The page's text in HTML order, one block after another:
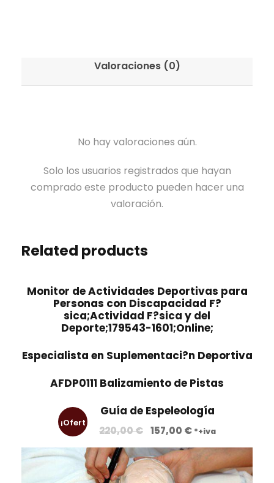
Valoraciones (0)
No hay valoraciones aún.
Solo los usuarios registrados que hayan
comprado este producto pueden hacer una
valoración.
Related products
Monitor de Actividades Deportivas para
Personas con Discapacidad F?
sica;Actividad F?sica y del
Deporte;179543-1601;Online;
Especialista en Suplementaci?n Deportiva
AFDP0111 Balizamiento de Pistas
¡Ofert
Guía de Espeleología
220,00€ E
l
p
r
157,00 €E
l
p
r
*+iva